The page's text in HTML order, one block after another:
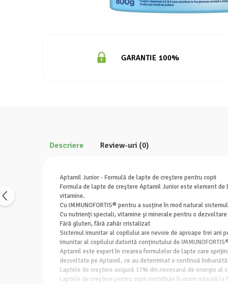
GARANTIE 100%
Descriere Review-uri (0)
Aptamil Junior - Formulă de lapte de creştere pentru copii
Formula de lapte de creştere Aptamil Junior este element
vitamine.
Cu IMMUNOFORTIS® pentru a susţine în mod natural
Cu nutrienţi speciali, vitamine şi minerale pentru o
Fără gluten, fără zahăr cristalizat
Sistemul imunitar al copilului are nevoie de aproape trei ani
imunitar al copilului datorită conţinutului de
Aptamil este expert în crearea formulelor de lapte care
dezvoltate pe Aptamil, ce au determinat o continuă
Laptele de creştere asigură 17% din necesarul de energie al
Laptele de creştere pentru copii contribuie în mare măsură